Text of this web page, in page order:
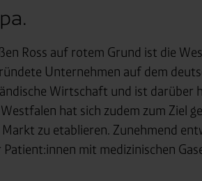
an unsere Auftragsverarbeiter (z.
übermittelt werden. Wenn eine
geeignete Garantien gemäß Art. 46
lange gespeichert. Die
oder technisch erforderlich.
43, 48155 Münster E-Mail:
Ross auf rotem Grund ist die
Unternehmen auf dem
Wirtschaft und ist darüber
hat sich zudem zum Ziel
zu etablieren. Zunehmend
mit medizinischen